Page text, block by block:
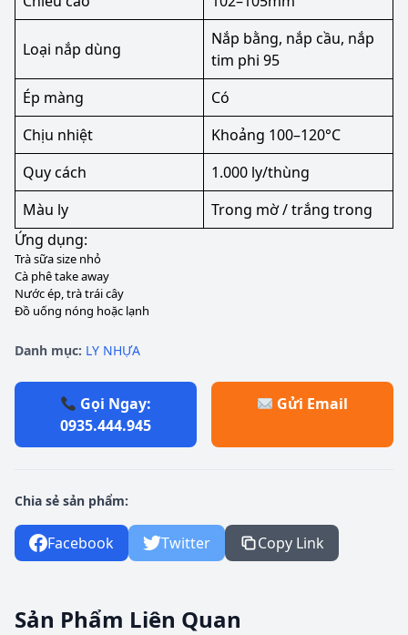
Loại nắp dùng
Nắp bằng, nắp cầu, nắp
tim phi 95
Ép màng
Có
Chịu nhiệt
Khoảng 100–120°C
Quy cách
1.000 ly/thùng
Màu ly
Trong mờ / trắng trong
Ứng dụng:
Trà sữa size nhỏ
Cà phê take away
Nước ép, trà trái cây
Đồ uống nóng hoặc lạnh
Danh mục: LY NHỰA
Gọi Ngay:
0935.444.945
Gửi Email
Chia sẻ sản phẩm:
Facebook Twitter Copy Link
Sản Phẩm Liên Quan